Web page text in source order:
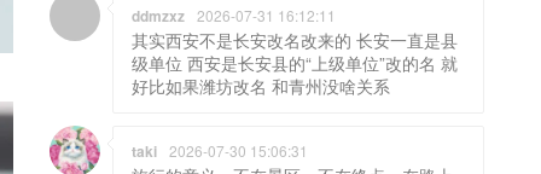
ddmzxz 2026-07-31 16:12:11
其实西安不是长安改名改来的 长安一直是县
级单位 西安是长安县的“上级单位”改的名 就
好比如果潍坊改名 和青州没啥关系
taki 2026-07-30 15:06:31